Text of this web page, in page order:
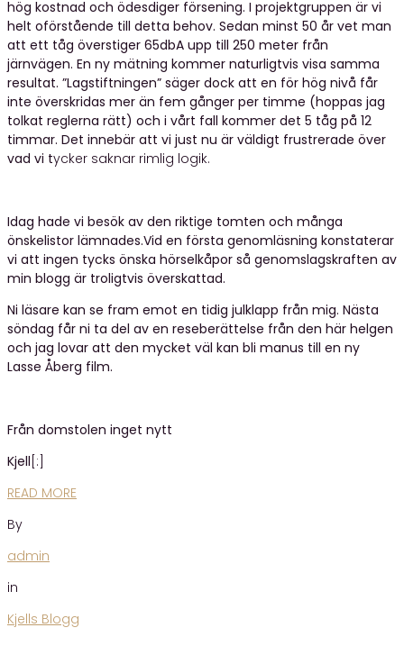
hög kostnad och ödesdiger försening. I projektgruppen är vi
helt oförstående till detta behov. Sedan minst 50 år vet man
att ett tåg överstiger 65dbA upp till 250 meter från
järnvägen. En ny mätning kommer naturligtvis visa samma
resultat. ”Lagstiftningen” säger dock att en för hög nivå får
inte överskridas mer än fem gånger per timme (hoppas jag
tolkat reglerna rätt) och i vårt fall kommer det 5 tåg på 12
timmar. Det innebär att vi just nu är väldigt frustrerade över
vad vi tycker saknar rimlig logik.
Idag hade vi besök av den riktige tomten och många
önskelistor lämnades.Vid en första genomläsning konstaterar
vi att ingen tycks önska hörselkåpor så genomslagskraften av
min blogg är troligtvis överskattad.
Ni läsare kan se fram emot en tidig julklapp från mig. Nästa
söndag får ni ta del av en reseberättelse från den här helgen
och jag lovar att den mycket väl kan bli manus till en ny
Lasse Åberg film.
Från domstolen inget nytt
Kjell [:]
READ MORE
By
admin
in
Kjells Blogg